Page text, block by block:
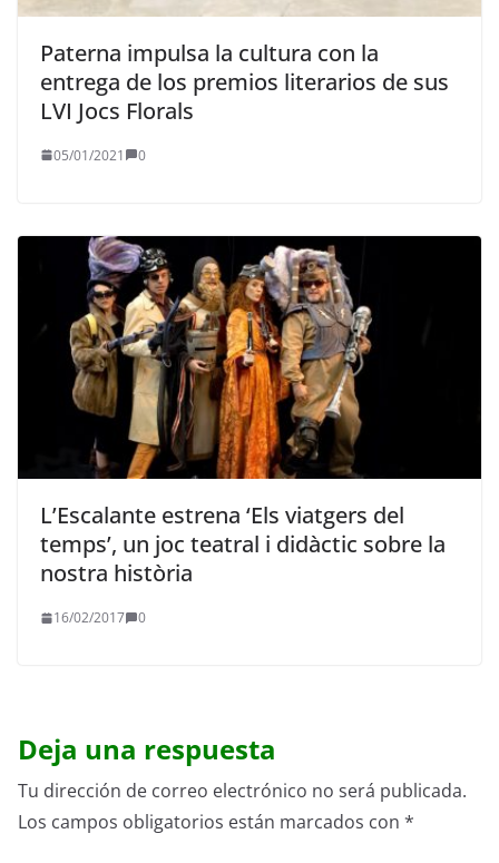
Paterna impulsa la cultura con la
entrega de los premios literarios de sus
LVI Jocs Florals
05/01/2021 0
L’Escalante estrena ‘Els viatgers del
temps’, un joc teatral i didàctic sobre la
nostra història
16/02/2017 0
Deja una respuesta
Tu dirección de correo electrónico no será publicada.
Los campos obligatorios están marcados con *